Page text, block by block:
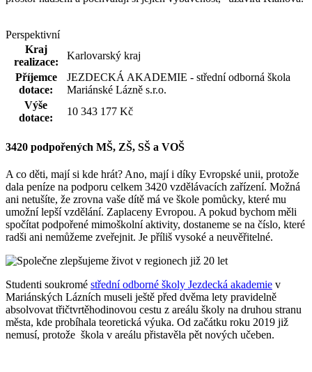
Perspektivní
Kraj
realizace:
Karlovarský kraj
Příjemce
dotace:
JEZDECKÁ AKADEMIE - střední odborná škola
Mariánské Lázně s.r.o.
Výše
dotace:
10 343 177 Kč
3420 podpořených MŠ, ZŠ, SŠ a VOŠ
A co děti, mají si kde hrát? Ano, mají i díky Evropské unii, protože
dala peníze na podporu celkem 3420 vzdělávacích zařízení. Možná
ani netušíte, že zrovna vaše dítě má ve škole pomůcky, které mu
umožní lepší vzdělání. Zaplaceny Evropou. A pokud bychom měli
spočítat podpořené mimoškolní aktivity, dostaneme se na číslo, které
radši ani nemůžeme zveřejnit. Je příliš vysoké a neuvěřitelné.
Studenti soukromé střední odborné školy Jezdecká akademie v
Mariánských Lázních museli ještě před dvěma lety pravidelně
absolvovat třičtvrtěhodinovou cestu z areálu školy na druhou stranu
města, kde probíhala teoretická výuka. Od začátku roku 2019 již
nemusí, protože škola v areálu přistavěla pět nových učeben.